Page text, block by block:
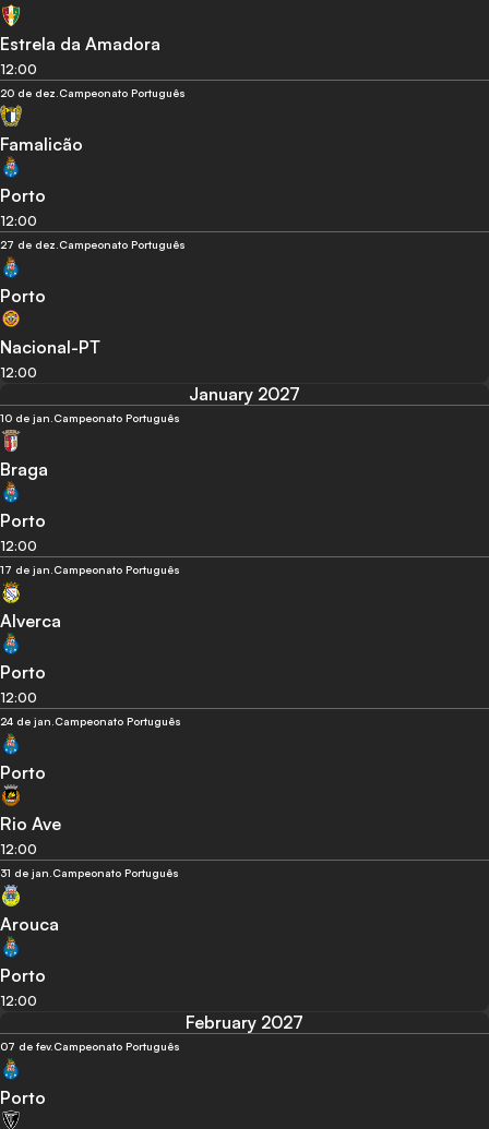
Estrela da Amadora
12:00
20 de dez.Campeonato Português
Famalicão
Porto
12:00
27 de dez.Campeonato Português
Porto
Nacional-PT
12:00
January 2027
10 de jan.Campeonato Português
Braga
Porto
12:00
17 de jan.Campeonato Português
Alverca
Porto
12:00
24 de jan.Campeonato Português
Porto
Rio Ave
12:00
31 de jan.Campeonato Português
Arouca
Porto
12:00
February 2027
07 de fev.Campeonato Português
Porto